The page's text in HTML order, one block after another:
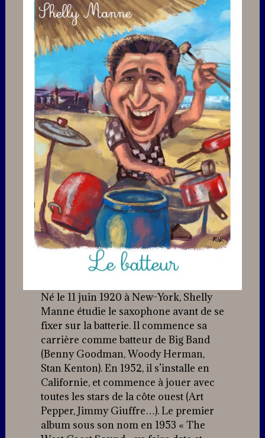
Né le 11 juin 1920 à New-York, Shelly
Manne étudie le saxophone avant de se
fixer sur la batterie. Il commence sa
carrière comme batteur de Big Band
(Benny Goodman, Woody Herman,
Stan Kenton). En 1952, il s’installe en
Californie, et commence à jouer avec
toutes les stars de la côte ouest (Art
Pepper, Jimmy Giuffre…). Le premier
album sous son nom en 1953 « The